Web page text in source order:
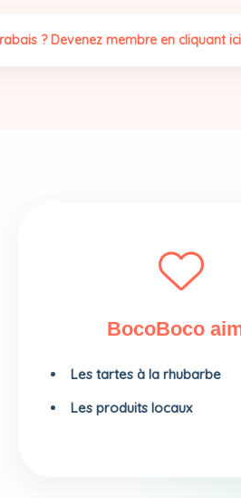
? Devenez membre en cliquant
BocoBoco
Les tartes à la rhubarbe
Les produits locaux